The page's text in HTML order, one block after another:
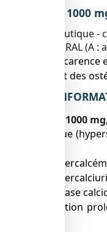
QUE CACIT
-
MINERAL
calciques
d'appoint des
SONT LES
jamais CACIT 1000
êtes allergique
avez une
avez une
avez une lithiase
d’immobilisation